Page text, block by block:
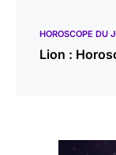
HOROSCOPE DU
Lion :